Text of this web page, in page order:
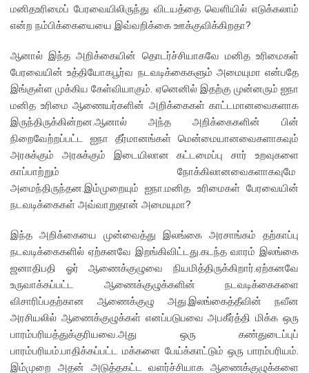
மனிதஉரிமைப் பேரவையிலிருந்து விடயத்தை வெளியில் எடுக்கலாம்
என்ற நம்பிக்கையையை இவ்வறிக்கை ஊக்குவிக்கிறதா?
ஆனால் இந்த அறிக்கையின் தொடர்ச்சியாகவே மனித உரிமைகள்
பேரவையின் உத்தியோகபூர்வ நடவடிக்கைகளும் அமையுமா என்பதே
இங்குள்ள முக்கிய கேள்வியாகும். ஏனெனில் இதற்கு முன்னரும் ஐநா
மனித உரிமை ஆணையர்களின் அறிக்கைகள் காட்டமானவைகளாக
இருந்திருக்கின்றன.ஆனால் அந்த அறிக்கைகளின் பின்
நிறைவேற்றப்பட்ட ஐநா தீர்மானங்கள் மென்மையானவைகளாகவும்
அரசுக்கும் அரசுக்கும் இடையிலான கட்டமைப்பு சார் உறவுகளை
காப்பாற்றும் நோக்கிலானவைகளாகவுமே
அமைந்திருந்தன.இம்முறையும் ஐநா.மனித உரிமைகள் பேரவையின்
நடவடிக்கைகள் அவ்வாறுதான் அமையுமா?
இந்த அறிக்கையை முன்வைத்து இலங்கை அரசாங்கம் தற்காப்பு
நடவடிக்கைகளில் ஏற்கனவே இறங்கிவிட்டது.கடந்த வாரம் இலங்கை
ஜனாதிபதி ஓர் ஆணைக்குழுவை நியமித்திருக்கிறார்.ஏற்கனவே
உருவாக்கப்பட்ட ஆணைக்குழுக்களின் நடவடிக்கைகளை
விசாரிப்பதற்கான ஆணைக்குழு அது.இலங்கைத்தீவின் நவீன
அரசியலில் ஆணைக்குழுக்கள் எனப்படுபவை அபகீர்த்தி மிக்க ஒரு
பாரம்பரியத்துக்குரியவை.அது ஒரு கண்துடைப்புப்
பாரம்பரியம்.பாதிக்கப்பட்ட மக்களை பேய்க்காட்டும் ஒரு பாரம்பரியம்.
இம்முறை அதன் அடுத்தகட்ட வளர்ச்சியாக ஆணைக்குழுக்களை